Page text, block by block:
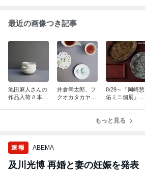
最近の画像つき記事
池田麻人さんの
作品入荷 // 本日
井倉幸太郎、フ
クオカタカヤ、
常設営業 12:00-
8/29～『岡崎慧
佑ミニ個展』渋
にて開催！
もっと見る
速報 ABEMA
及川光博 再婚と妻の妊娠を発表